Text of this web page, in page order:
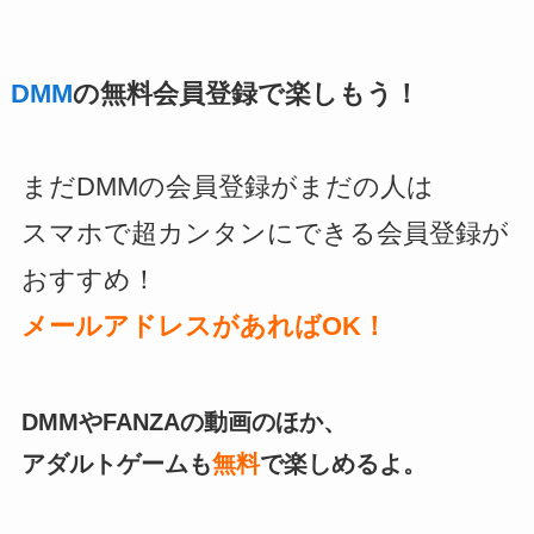
DMMの無料会員登録で楽しもう！
まだDMMの会員登録がまだの人は
スマホで超カンタンにできる会員登録が
おすすめ！
メールアドレスがあればOK！
DMMやFANZAの動画のほか、
アダルトゲームも無料で楽しめるよ。